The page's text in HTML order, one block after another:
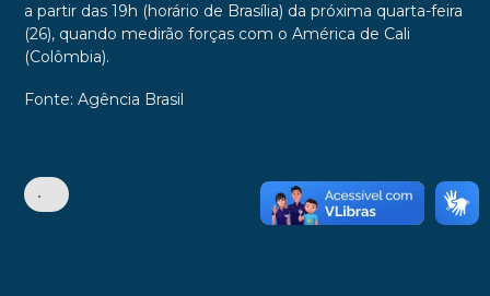
a partir das 19h (horário de Brasília) da próxima quarta-feira
(26), quando medirão forças com o América de Cali
(Colômbia).
Fonte: Agência Brasil
•